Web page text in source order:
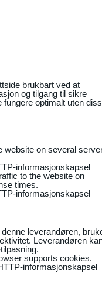
brukbart ved at
og tilgang til sikre
optimalt uten
website on several
informasjonskapsel
to the website on
times.
informasjonskapsel
leverandøren,
Leverandøren
supports cookies.
informasjonskapsel